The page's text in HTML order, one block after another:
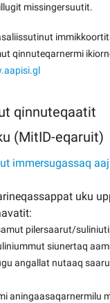
missingersuutit.
qinnuteqarnermi
qinnuteqaatit
(MitID-eqaruit)
immersugassaq
uku
pilersaarut/
siunertaq
angallat nutaaq
aningaasaqarnermilu